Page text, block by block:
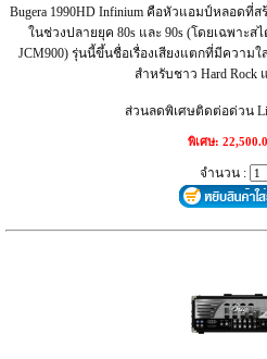
Bugera 1990HD Infinium คือหัวแอมป์หลอดที่
ในช่วงปลายยุค 80s และ 90s (โดยเฉพาะสไ
JCM900) รุ่นนี้ขึ้นชื่อเรื่องเสียงแตกที่มีความ
สำหรับชาว Hard Rock
ส่วนลดพิเศษติดต่อด่วน
พิเศษ:
จำนวน :